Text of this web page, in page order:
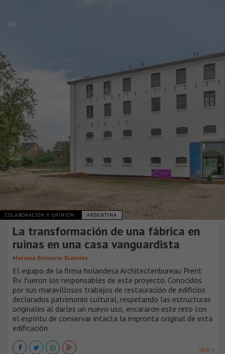
COLABORACIÓN Y OPINIÓN ARGENTINA
La transformación de una fábrica en
ruinas en una casa vanguardista
Mariana Belisario-Blaksley
El equipo de la firma holandesa Architectenbureau Prent
Bv. fueron los responsables de este proyecto. Conocidos
por sus maravillosos trabajos de restauración de edificios
declarados patrimonio cultural, respetando las estructuras
originales al darles un nuevo uso, encararon este reto con
el espíritu de conservar intacta la impronta original de esta
edificación.
VER +